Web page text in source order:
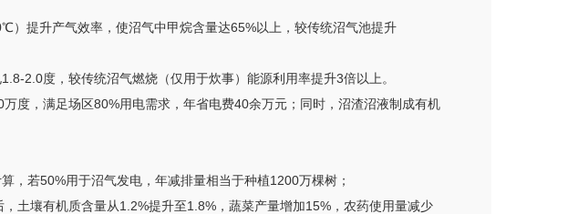
）提升产气效率，使沼气中甲烷含量达65%以上，较传统沼气池提升
2.0度，较传统沼气燃烧（仅用于炊事）能源利用率提升3倍以上。
度，满足场区80%用电需求，年省电费40余万元；同时，沼渣沼液制成有机
，若50%用于沼气发电，年减排量相当于种植1200万棵树；
土壤有机质含量从1.2%提升至1.8%，蔬菜产量增加15%，农药使用量减少